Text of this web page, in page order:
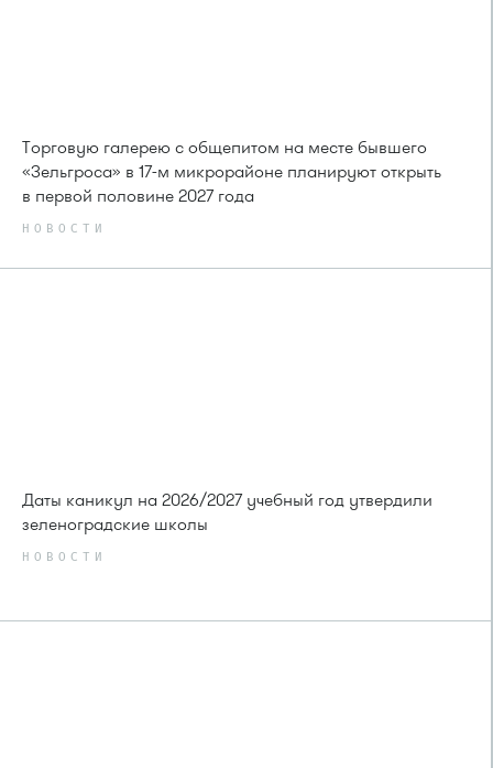
Торговую галерею с общепитом на месте бывшего
«Зельгроса» в 17-м микрорайоне планируют открыть
в первой половине 2027 года
НОВОСТИ
Даты каникул на 2026/2027 учебный год утвердили
зеленоградские школы
НОВОСТИ